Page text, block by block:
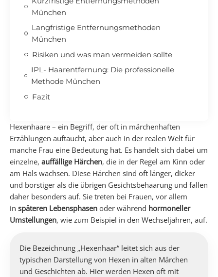
München
Langfristige Entfernungsmethoden
München
Risiken und was man vermeiden sollte
IPL- Haarentfernung: Die professionelle
Methode München
Fazit
Hexenhaare – ein Begriff, der oft in märchenhaften
Erzählungen auftaucht, aber auch in der realen Welt für
manche Frau eine Bedeutung hat. Es handelt sich dabei um
einzelne, auffällige Härchen, die in der Regel am Kinn oder
am Hals wachsen. Diese Härchen sind oft länger, dicker
und borstiger als die übrigen Gesichtsbehaarung und fallen
daher besonders auf. Sie treten bei Frauen, vor allem
in späteren Lebensphasen oder während hormoneller
Umstellungen, wie zum Beispiel in den Wechseljahren, auf.
Die Bezeichnung „Hexenhaar“ leitet sich aus der
typischen Darstellung von Hexen in alten Märchen
und Geschichten ab. Hier werden Hexen oft mit